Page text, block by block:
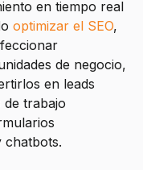
en tiempo real
optimizar el SEO,
de negocio,
en leads
trabajo
chatbots.